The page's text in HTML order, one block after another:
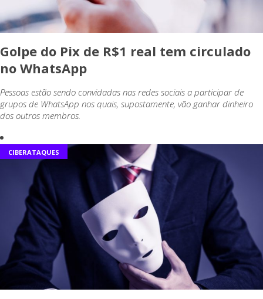
Golpe do Pix de R$1 real tem circulado
no WhatsApp
Pessoas estão sendo convidadas nas redes sociais a participar de
grupos de WhatsApp nos quais, supostamente, vão ganhar dinheiro
dos outros membros.
CIBERATAQUES